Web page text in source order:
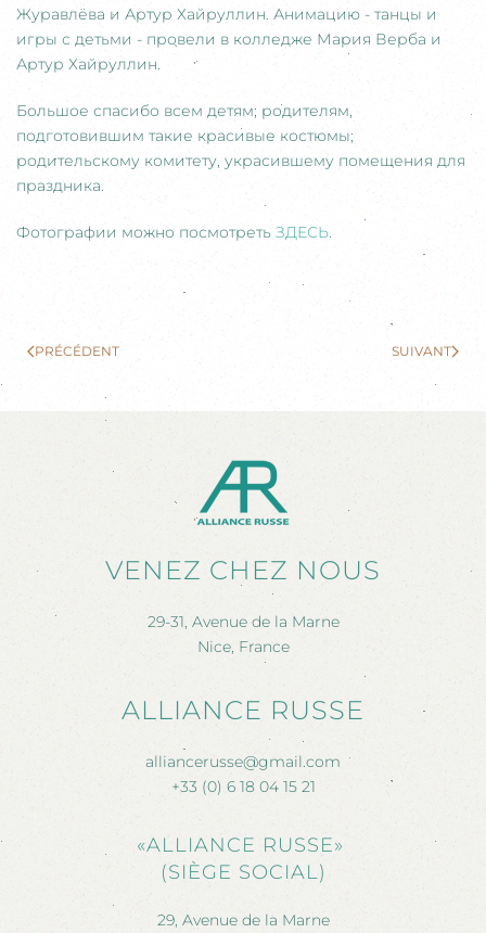
Журавлёва и Артур Хайруллин. Анимацию - танцы и
игры с детьми - провели в колледже Мария Верба и
Артур Хайруллин.
Большое спасибо всем детям; родителям,
подготовившим такие красивые костюмы;
родительскому комитету, украсившему помещения для
праздника.
Фотографии можно посмотреть ЗДЕСЬ.
PRÉCÉDENT SUIVANT
VENEZ CHEZ NOUS
29-31, Avenue de la Marne
Nice, France
ALLIANCE RUSSE
alliancerusse@gmail.com
+33 (0) 6 18 04 15 21
«ALLIANCE RUSSE»
(SIÈGE SOCIAL)
29, Avenue de la Marne